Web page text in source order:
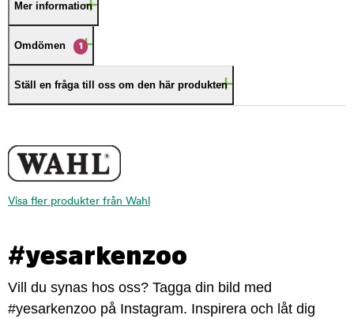
Mer information
Omdömen 1
Ställ en fråga till oss om den här produkten
Visa fler produkter från Wahl
#yesarkenzoo
Vill du synas hos oss? Tagga din bild med
#yesarkenzoo på Instagram. Inspirera och låt dig